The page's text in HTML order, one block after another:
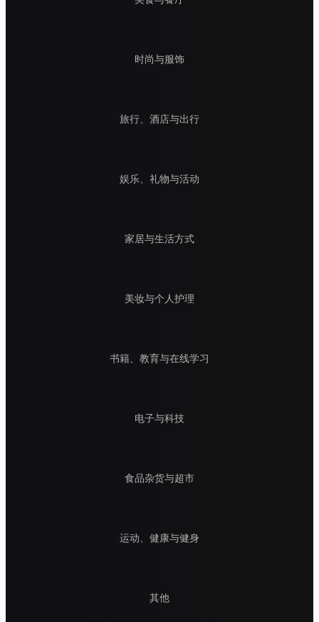
时尚与服饰
旅行、酒店与出行
娱乐、礼物与活动
家居与生活方式
美妆与个人护理
书籍、教育与在线学习
电子与科技
食品杂货与超市
运动、健康与健身
其他